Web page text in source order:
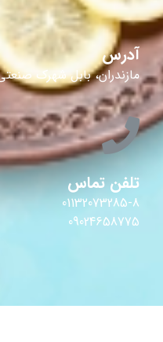
آدرس
مازندران، بابل شهرک
تلفن تماس
01132073285-8
09024658775